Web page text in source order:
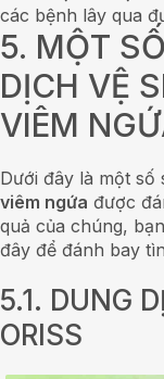
các bệnh lây qua
5. MỘT
DỊCH VỆ
VIÊM
Dưới đây là một số
viêm ngứa được
quả của chúng,
đây để đánh bay
5.1. DUNG
ORISS